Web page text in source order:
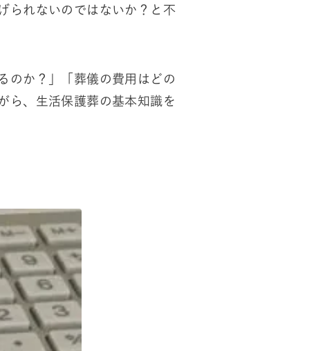
られないのではないか？と不
のか？」「葬儀の費用はどの
ら、生活保護葬の基本知識を